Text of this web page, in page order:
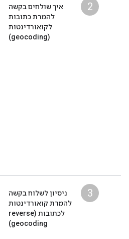
2
איך שולחים בקשה
להמרת כתובות
לקואורדינטות
(geocoding)
3
ניסיון לשלוח בקשה
להמרת קואורדינטות
לכתובות (reverse
geocoding)